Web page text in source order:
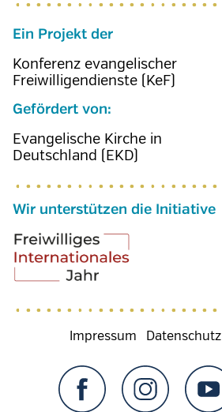
Ein Projekt der
Konferenz evangelischer
Freiwilligendienste (KeF)
Gefördert von:
Evangelische Kirche in
Deutschland (EKD)
Wir unterstützen die Initiative
Fußzeilenmenü
Impressum Datenschutz